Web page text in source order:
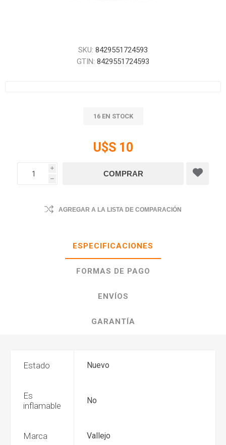
SKU: 8429551724593
GTIN: 8429551724593
16 EN STOCK
U$S 10
i
h
AGREGAR A LA LISTA DE COMPARACIÓN
ESPECIFICACIONES
FORMAS DE PAGO
ENVÍOS
GARANTÍA
Estado Nuevo
Es
inflamable
No
Marca Vallejo